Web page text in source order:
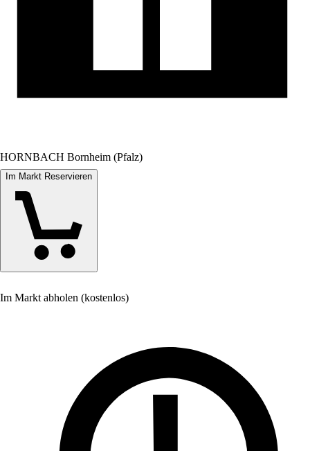
HORNBACH Bornheim (Pfalz)
Im Markt Reservieren
Im Markt abholen (kostenlos)